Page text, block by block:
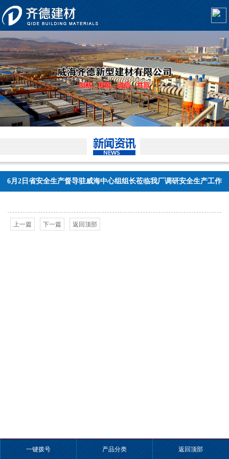
一键拨号 产品分类 返回顶部
6月2日省安全生产督导驻威海中心组组长莅临我厂调研安全生产工作
上一篇 下一篇 返回顶部